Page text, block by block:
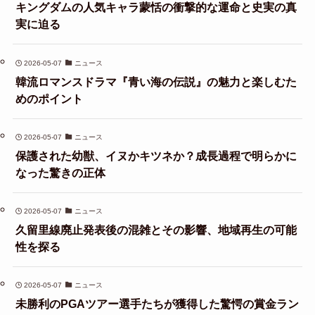
キングダムの人気キャラ蒙恬の衝撃的な運命と史実の真
実に迫る
2026-05-07 ニュース
韓流ロマンスドラマ『青い海の伝説』の魅力と楽しむた
めのポイント
2026-05-07 ニュース
保護された幼獣、イヌかキツネか？成長過程で明らかに
なった驚きの正体
2026-05-07 ニュース
久留里線廃止発表後の混雑とその影響、地域再生の可能
性を探る
2026-05-07 ニュース
未勝利のPGAツアー選手たちが獲得した驚愕の賞金ラン